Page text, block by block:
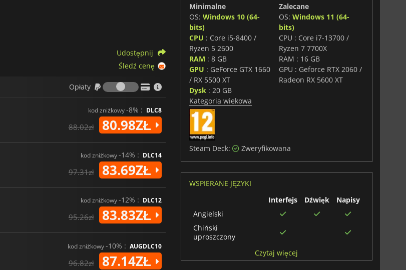
oferuje przełomową rozgrywkę, zapierające dech w piersiach otoczenie
oraz nowe sposoby eksploracji, przetrwania i rozwoju. Przygotuj się na zanurzenie w
nieznane i wytycz własną ścieżkę w oceanach tej obcej planety.
Udostępnij
Śledź cenę
Opłaty
Opłaty
kod zniżkowy-8% : DLC8
88.02zł 80.98ZŁ
kod zniżkowy-14% : DLC14
97.31zł 83.69ZŁ
kod zniżkowy-12% : DLC12
95.26zł 83.83ZŁ
kod zniżkowy-10% : AUGDLC10
96.82zł 87.14ZŁ
Minimalne
OS: Windows 10 (64-
bits)
CPU : Core i5-8400 /
Ryzen 5 2600
RAM : 8 GB
GPU : GeForce GTX 1660
/ RX 5500 XT
Dysk: 20 GB
Zalecane
OS:Windows 11 (64-
bits)
CPU : Core i7-13700 /
Ryzen 7 7700X
RAM : 16 GB
GPU : Geforce RTX 2060 /
Radeon RX 5600 XT
Kategoria wiekowa
Steam Deck: Zweryfikowana
WSPIERANE JĘZYKI
Interfejs
Dźwięk
Napisy
Angielski
Chiński
uproszczony
Czytaj więcej